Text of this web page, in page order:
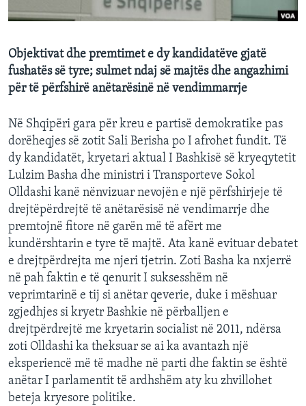
INTERVISTA
Objektivat dhe premtimet e dy kandidatëve gjatë
fushatës së tyre; sulmet ndaj së majtës dhe angazhimi
për të përfshirë anëtarësinë në vendimmarrje
Në Shqipëri gara për kreu e partisë demokratike pas
dorëheqjes së zotit Sali Berisha po I afrohet fundit. Të
dy kandidatët, kryetari aktual I Bashkisë së kryeqytetit
Lulzim Basha dhe ministri i Transporteve Sokol
Olldashi kanë nënvizuar nevojën e një përfshirjeje të
drejtëpërdrejtë të anëtarësisë në vendimarrje dhe
premtojnë fitore në garën më të afërt me
kundërshtarin e tyre të majtë. Ata kanë evituar debatet
e drejtpërdrejta me njeri tjetrin. Zoti Basha ka nxjerrë
në pah faktin e të qenurit I suksesshëm në
veprimtarinë e tij si anëtar qeverie, duke i mëshuar
zgjedhjes si kryetr Bashkie në përballjen e
drejtpërdrejtë me kryetarin socialist në 2011, ndërsa
zoti Olldashi ka theksuar se ai ka avantazh një
eksperiencë më të madhe në parti dhe faktin se është
anëtar I parlamentit të ardhshëm aty ku zhvillohet
beteja kryesore politike.